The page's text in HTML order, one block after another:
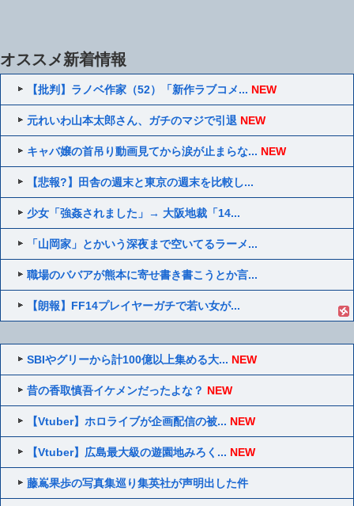
オススメ新着情報
【批判】ラノベ作家（52）「新作ラブコメ... NEW
元れいわ山本太郎さん、ガチのマジで引退 NEW
キャバ嬢の首吊り動画見てから涙が止まらな... NEW
【悲報?】田舎の週末と東京の週末を比較し...
少女「強姦されました」→ 大阪地裁「14...
「山岡家」とかいう深夜まで空いてるラーメ...
職場のババアが熊本に寄せ書き書こうとか言...
【朗報】FF14プレイヤーガチで若い女が...
SBIやグリーから計100億以上集める大... NEW
昔の香取慎吾イケメンだったよな？ NEW
【Vtuber】ホロライブが企画配信の被... NEW
【Vtuber】広島最大級の遊園地みろく... NEW
藤嶌果歩の写真集巡り集英社が声明出した件